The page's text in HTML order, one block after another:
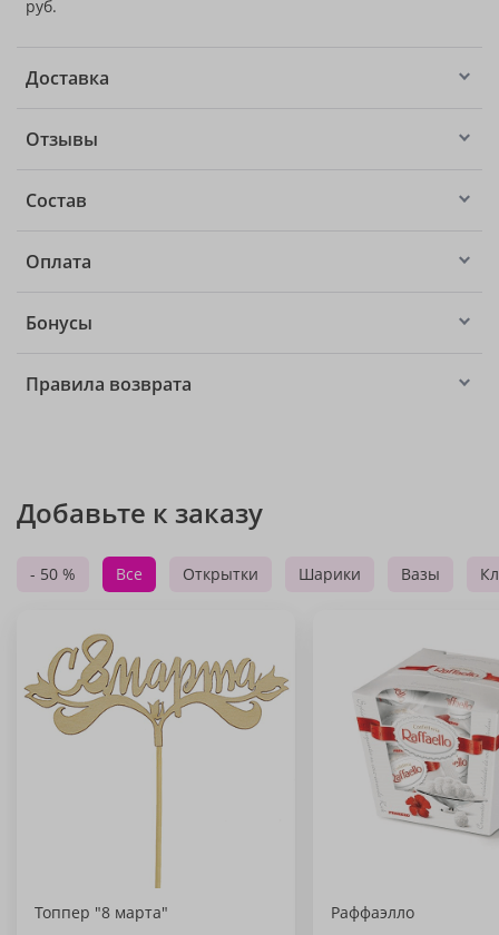
руб.
Доставка
Отзывы
Состав
Оплата
Бонусы
Правила возврата
Добавьте к заказу
- 50 % Все Открытки Шарики Вазы
Топпер "8 марта" Раффаэлло